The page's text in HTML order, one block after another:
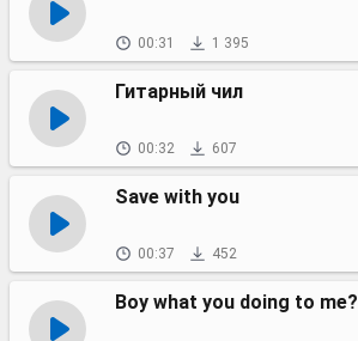
00:31 1 395
Гитарный чил
00:32 607
Save with you
00:37 452
Boy what you doing to me?